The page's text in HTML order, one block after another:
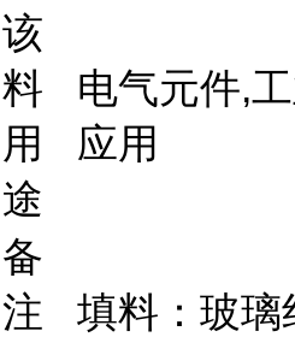
该
料
用
途
电气元件,
应用
备
注
填料：玻璃